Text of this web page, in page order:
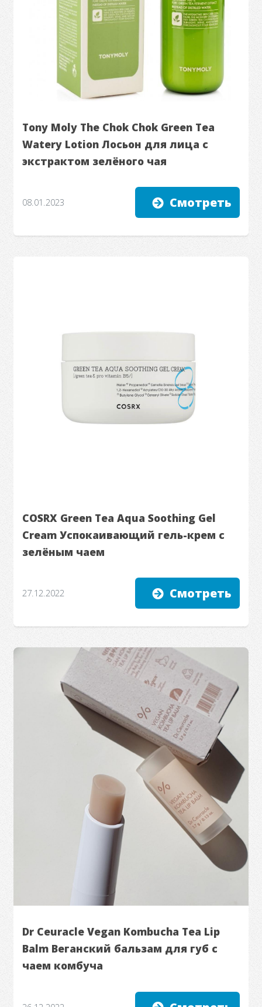
Tony Moly The Chok Chok Green Tea
Watery Lotion Лосьон для лица с
экстрактом зелёного чая
08.01.2023 Смотреть
COSRX Green Tea Aqua Soothing Gel
Cream Успокаивающий гель-крем с
зелёным чаем
27.12.2022 Смотреть
Dr Ceuracle Vegan Kombucha Tea Lip
Balm Веганский бальзам для губ с
чаем комбуча